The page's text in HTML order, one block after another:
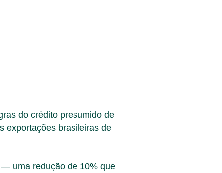
do crédito presumido de
exportações brasileiras de
— uma redução de 10% que